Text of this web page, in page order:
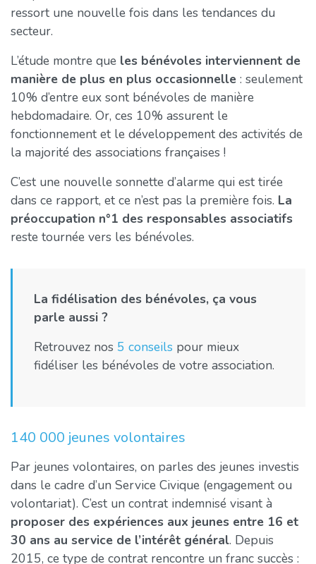
ressort une nouvelle fois dans les tendances du
secteur.
L’étude montre que les bénévoles interviennent de
manière de plus en plus occasionnelle : seulement
10% d’entre eux sont bénévoles de manière
hebdomadaire. Or, ces 10% assurent le
fonctionnement et le développement des activités de
la majorité des associations françaises !
C’est une nouvelle sonnette d’alarme qui est tirée
dans ce rapport, et ce n’est pas la première fois. La
préoccupation n°1 des responsables associatifs
reste tournée vers les bénévoles.
La fidélisation des bénévoles, ça vous
parle aussi ?
Retrouvez nos 5 conseils pour mieux
fidéliser les bénévoles de votre association.
140 000 jeunes volontaires
Par jeunes volontaires, on parles des jeunes investis
dans le cadre d’un Service Civique (engagement ou
volontariat). C’est un contrat indemnisé visant à
proposer des expériences aux jeunes entre 16 et
30 ans au service de l’intérêt général. Depuis
2015, ce type de contrat rencontre un franc succès :